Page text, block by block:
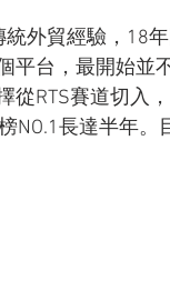
外貿經驗，18
平台，最開始並
從RTS賽道切入
NO.1長達半年